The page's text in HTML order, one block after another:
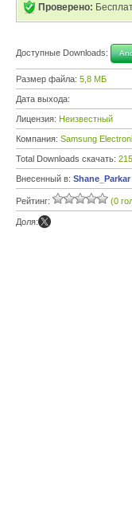
Проверено:
Доступные Downloads:
Размер файла: 5,8 МБ
Дата выхода:
Лицензия: Неизвестный
Компания: Samsung
Total Downloads скачать: 215
Внесенный в: Shane_Parkar
Рейтинг: (0
Доля: